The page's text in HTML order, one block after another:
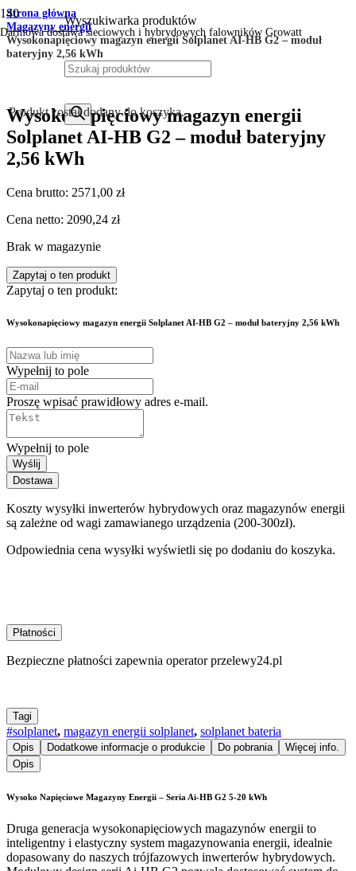
Darmowa dostawa sieciowych i hybrydowych falowników Growatt
Wyszukiwarka produktów
Produktzostał dodany do koszyka.
Strona główna
Magazyny energii
Wysokonapięciowy magazyn energii Solplanet AI-HB G2 – moduł
bateryjny 2,56 kWh
Wysokonapięciowy magazyn energii
Solplanet AI-HB G2 – moduł bateryjny
2,56 kWh
Cena brutto: 2571,00 zł
Cena netto: 2090,24 zł
Brak w magazynie
Zapytaj o ten produkt
Zapytaj o ten produkt:
Wysokonapięciowy magazyn energii Solplanet AI-HB G2 – moduł bateryjny 2,56 kWh
Wypełnij to pole
Proszę wpisać prawidłowy adres e-mail.
Wypełnij to pole
Wyślij
Dostawa
Koszty wysyłki inwerterów hybrydowych oraz magazynów energii
są zależne od wagi zamawianego urządzenia (200-300zł).
Odpowiednia cena wysyłki wyświetli się po dodaniu do koszyka.
Płatności
Bezpieczne płatności zapewnia operator przelewy24.pl
Tagi
#solplanet, magazyn energii solplanet, solplanet bateria
Opis Dodatkowe informacje o produkcie Do pobrania
Więcej info.
Opis
Wysoko Napięciowe Magazyny Energii – Seria Ai-HB G2 5-20 kWh
Druga generacja wysokonapięciowych magazynów energii to
inteligentny i elastyczny system magazynowania energii, idealnie
dopasowany do naszych trójfazowych inwerterów hybrydowych.